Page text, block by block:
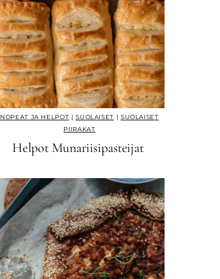
NOPEAT JA HELPOT |SUOLAISET | SUOLAISET
PIIRAKAT
Helpot Munariisipasteijat